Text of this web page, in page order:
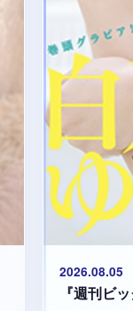
2026.08.05
『週刊ビ